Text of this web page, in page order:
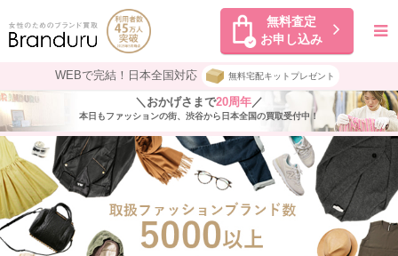
無料査定
お申し込み
WEBで完結！日本全国対応 無料宅配キットプレゼント
＼おかげさまで20周年／
本日もファッションの街、渋谷から日本全国の買取受付中！